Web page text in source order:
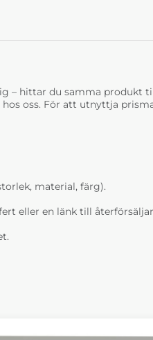
hittar du samma produkt
oss. För att utnyttja
material, färg).
eller en länk till